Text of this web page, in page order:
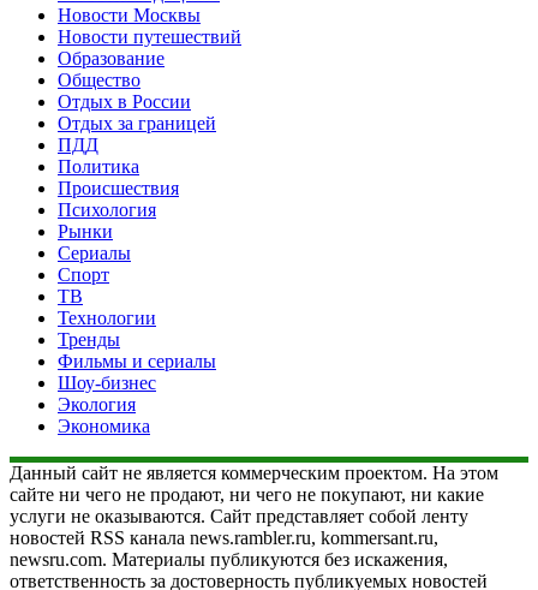
Новости Москвы
Новости путешествий
Образование
Общество
Отдых в России
Отдых за границей
ПДД
Политика
Происшествия
Психология
Рынки
Сериалы
Спорт
ТВ
Технологии
Тренды
Фильмы и сериалы
Шоу-бизнес
Экология
Экономика
Данный сайт не является коммерческим проектом. На этом
сайте ни чего не продают, ни чего не покупают, ни какие
услуги не оказываются. Сайт представляет собой ленту
новостей RSS канала news.rambler.ru, kommersant.ru,
newsru.com. Материалы публикуются без искажения,
ответственность за достоверность публикуемых новостей